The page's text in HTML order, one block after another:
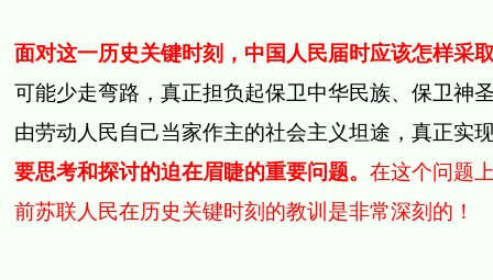
面对这一历史关键时刻，中国人民届时应该怎样采
可能少走弯路，真正担负起保卫中华民族、保卫神
由劳动人民自己当家作主的社会主义坦途，真正实
要思考和探讨的迫在眉睫的重要问题。 在这个问题
前苏联人民在历史关键时刻的教训是非常深刻的！